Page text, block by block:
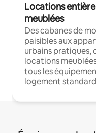
Locations
meublées
Des cabanes de
paisibles aux
urbains pratiques,
locations
tous les
logement